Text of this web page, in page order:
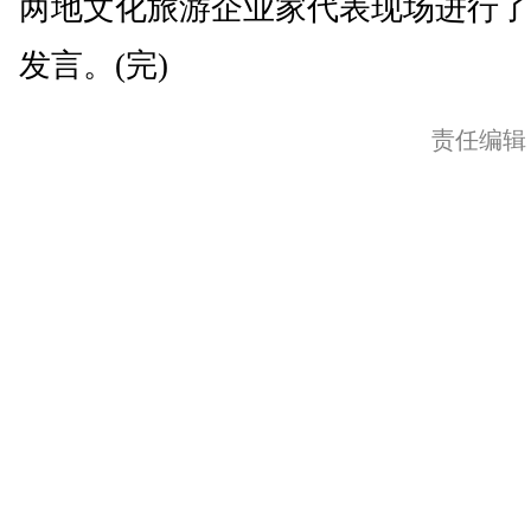
两地文化旅游企业家代表现场进行
发言。(完)
责任编